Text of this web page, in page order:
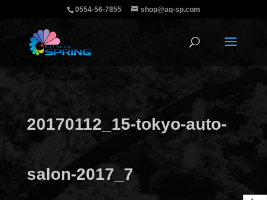
0554-56-7855 shop@aq-sp.com
20170112_15-tokyo-auto-
salon-2017_7